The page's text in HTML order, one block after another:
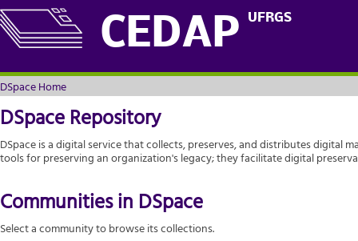
CEDAP UFRGS
DSpace Home
DSpace Home
DSpace Repository
DSpace is a digital service that collects, preserves, and distributes digital
tools for preserving an organization's legacy; they facilitate digital
Communities in DSpace
Select a community to browse its collections.